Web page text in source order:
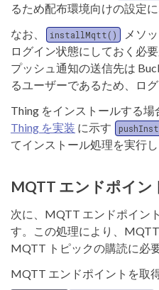
るため配布環境向けの設定に
なお、
installMqtt()
メソ
ログイン状態にしておく必
プッシュ通知の送信先は
るユーザーであるため、ロ
Thing をインストールする場
Thing を実装 に示す
てインストール処理を実行し
MQTT エンドポイン
次に、MQTT エンドポイン
す。この処理により、
MQTT トピックの購読に必
MQTT エンドポイントを取